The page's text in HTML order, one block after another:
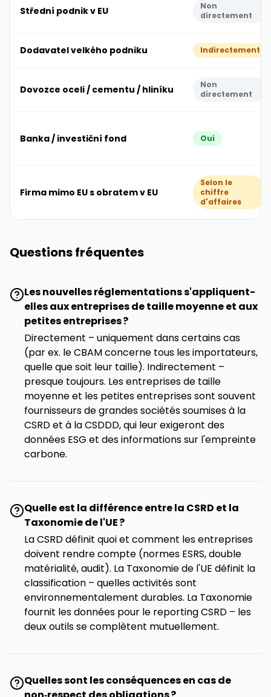
Střední podnik v EU
Non
directement
Dodavatel velkého podniku Indirectement
Dovozce oceli / cementu / hliníku
Non
directement
Banka / investiční fond Oui
Firma mimo EU s obratem v EU
Selon le
chiffre
d'affaires
Questions fréquentes
Les nouvelles réglementations s'appliquent-
elles aux entreprises de taille moyenne et aux
petites entreprises ?
Directement – uniquement dans certains cas
(par ex. le CBAM concerne tous les importateurs,
quelle que soit leur taille). Indirectement –
presque toujours. Les entreprises de taille
moyenne et les petites entreprises sont souvent
fournisseurs de grandes sociétés soumises à la
CSRD et à la CSDDD, qui leur exigeront des
données ESG et des informations sur l'empreinte
carbone.
Quelle est la différence entre la CSRD et la
Taxonomie de l'UE ?
La CSRD définit quoi et comment les entreprises
doivent rendre compte (normes ESRS, double
matérialité, audit). La Taxonomie de l'UE définit la
classification – quelles activités sont
environnementalement durables. La Taxonomie
fournit les données pour le reporting CSRD – les
deux outils se complètent mutuellement.
Quelles sont les conséquences en cas de